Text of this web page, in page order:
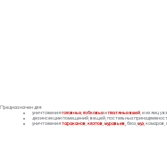
Предназначен для:
уничтоженияголовных,лобковыхиплатяныхвшей , и их яиц у
дезинсекции помещений, вещей, постельных
уничтожениятараканов ,клопов ,муравьев, блох,мух,